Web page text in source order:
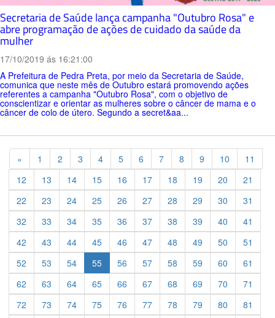
Secretaria de Saúde lança campanha "Outubro Rosa" e
abre programação de ações de cuidado da saúde da
mulher
17/10/2019 ás 16:21:00
A Prefeitura de Pedra Preta, por meio da Secretaria de Saúde,
comunica que neste mês de Outubro estará promovendo ações
referentes a campanha "Outubro Rosa", com o objetivo de
conscientizar e orientar as mulheres sobre o câncer de mama e o
câncer de colo de útero. Segundo a secret&aa...
« Previous
1 2 3 4 5 6 7 8 9 10
11
12
13 14 15 16 17 18 19 20
21
22
23 24 25 26 27 28 29 30
31
32
33 34 35 36 37 38 39 40
41
42
43 44 45 46 47 48 49 50
51
52
53 54 55 56 57 58 59 60
61
62
63 64 65 66 67 68 69 70
71
72
73 74 75 76 77 78 79 80
81